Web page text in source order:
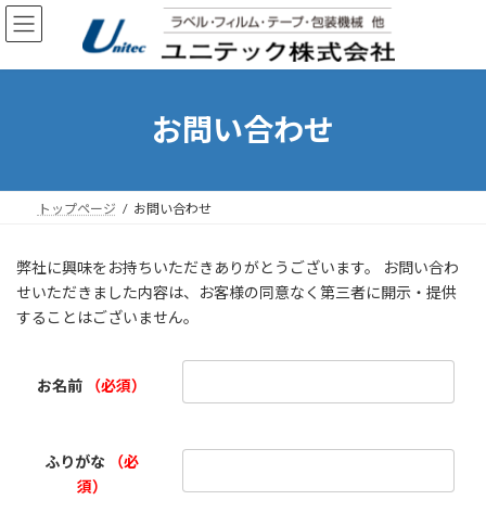
コ
ン
ン
ナ
ビ
ー
お問い合わせ
トップページ お問い合わせ
弊社に興味をお持ちいただきありがとうございます。 お問い合わ
せいただきました内容は、お客様の同意なく第三者に開示・提供
することはございません。
お名前 （必須）
ふりがな
（必
須）